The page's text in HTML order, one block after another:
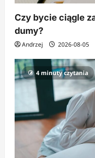
Czy bycie ciągle
dumy?
Andrzej 2026-08-05
4 minuty czytania